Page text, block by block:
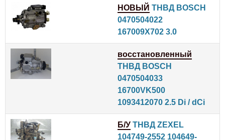
НОВЫЙ ТНВД BOSCH
0470504022
167009X702 3.0
восстановленный
ТНВД BOSCH
0470504033
16700VK500
1093412070 2.5 Di / dCi
Б/У ТНВД ZEXEL
104749-2552 104649-